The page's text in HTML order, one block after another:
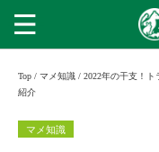
Top / マメ知識 / 2022年の干支！
紹介
マメ知識